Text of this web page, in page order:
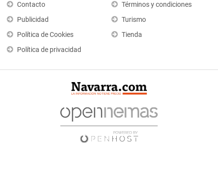
Contacto
Publicidad
Política de Cookies
Política de privacidad
Términos y condiciones
Turismo
Tienda